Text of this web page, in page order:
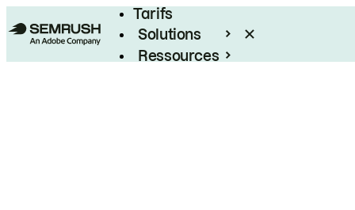
Tarifs
Solutions
Ressources